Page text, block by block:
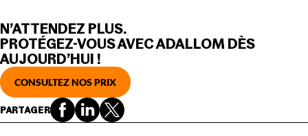
N’ATTENDEZ PLUS.
PROTÉGEZ-VOUS AVEC ADALLOM DÈS
AUJOURD’HUI !
CONSULTEZ NOS PRIX
PARTAGER